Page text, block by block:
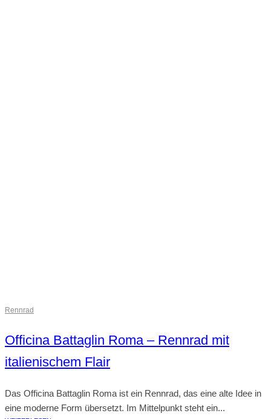
Rennrad
Officina Battaglin Roma – Rennrad mit
italienischem Flair
Das Officina Battaglin Roma ist ein Rennrad, das eine alte Idee in
eine moderne Form übersetzt. Im Mittelpunkt steht ein...